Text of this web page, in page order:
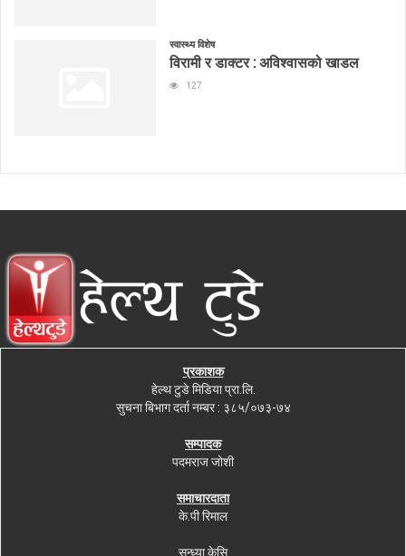
स्वास्थ्य विशेष
विरामी र डाक्टर : अविश्वासको खाडल
127
प्रकाशक
हेल्थ टुडे मिडिया प्रा.लि.
सुचना बिभाग दर्ता नम्बर : ३८५/०७३-७४
सम्पादक
पदमराज जोशी
समाचारदाता
के.पी रिमाल
सन्ध्या केसि